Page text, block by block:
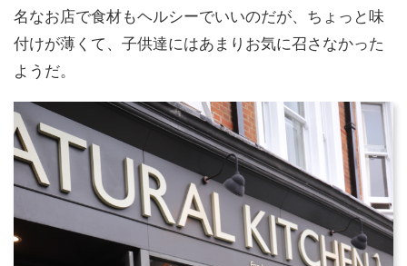
名なお店で食材もヘルシーでいいのだが、ちょっと味
付けが薄くて、子供達にはあまりお気に召さなかった
ようだ。